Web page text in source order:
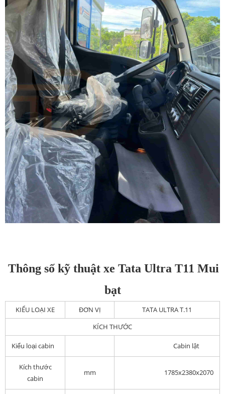
Thông số kỹ thuật xe Tata Ultra T11 Mui
bạt
KIỂU LOẠI XE ĐƠN VỊ
TATA ULTRA T.11
KÍCH THƯỚC
Kiểu loại cabin Cabin lật
Kích thước
cabin
mm 1785x2380x2070